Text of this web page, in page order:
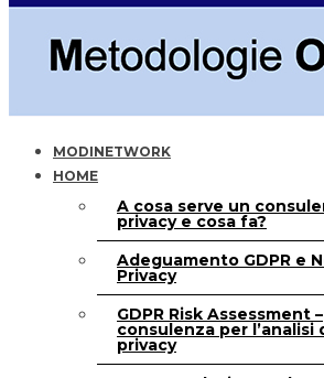
MODINETWORK
HOME
A cosa serve un
privacy e cosa fa?
Adeguamento GDPR e
Privacy
GDPR Risk Assessment –
consulenza per l’analisi
privacy